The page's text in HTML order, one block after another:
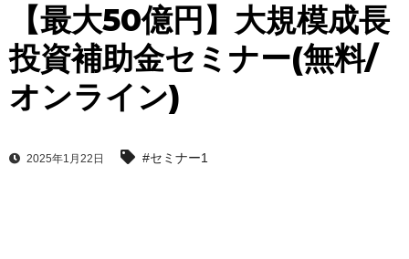
【最大50億円】大規模成長
投資補助金セミナー(無料/
オンライン)
2025年1月22日 #セミナー1